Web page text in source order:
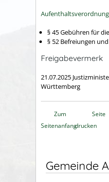
§ 45 Gebühren für
§ 52 Befreiungen
Freigabevermerk
21.07.2025
Württemberg
Zum
Seitenanfang
Seite
drucken
Gemeinde